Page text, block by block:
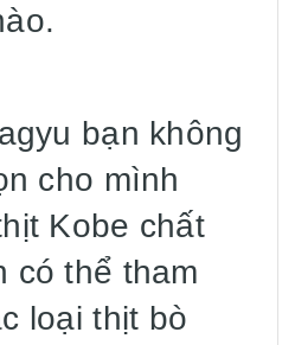
bạn không
cho mình
Kobe chất
có thể tham
loại thịt bò